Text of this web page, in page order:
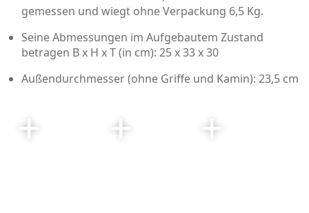
gemessen und wiegt ohne Verpackung 6,5 Kg.
Seine Abmessungen im Aufgebautem Zustand
betragen B x H x T (in cm): 25 x 33 x 30
Außendurchmesser (ohne Griffe und Kamin): 23,5 cm